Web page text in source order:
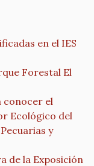
en el IES
Forestal El
conocer el
Ecológico del
y
de la Exposición